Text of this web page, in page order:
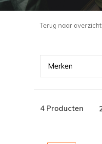
Terug naar overzicht
Merken
4 Producten